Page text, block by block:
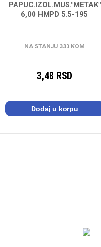
PAPUC.IZOL.MUS."METAK"
6,00 HMPD 5.5-195
NA STANJU 330 KOM
3,48 RSD
Dodaj u korpu